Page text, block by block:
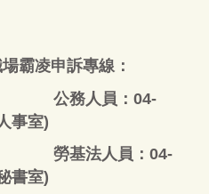
霸凌申訴專線：
：04-
事室)
員：04-
書室)